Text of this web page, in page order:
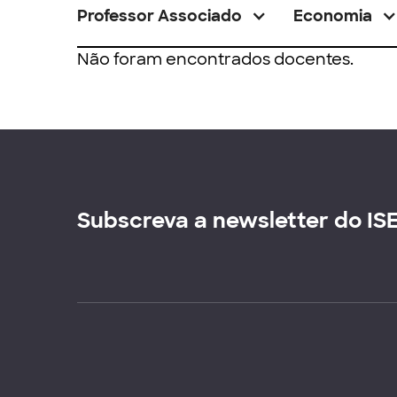
Professor Associado Economia
Não foram encontrados docentes.
Subscreva a newsletter do